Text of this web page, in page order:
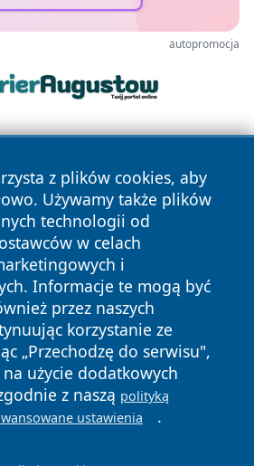
autopromocja
z plików cookies, aby
Używamy także plików
technologii od
w celach
i
Informacje te mogą być
przez naszych
korzystanie ze
„Przechodzę do serwisu",
użycie dodatkowych
z naszą polityką
ustawienia .
Wszystkie prawa
Polityka
Cookies